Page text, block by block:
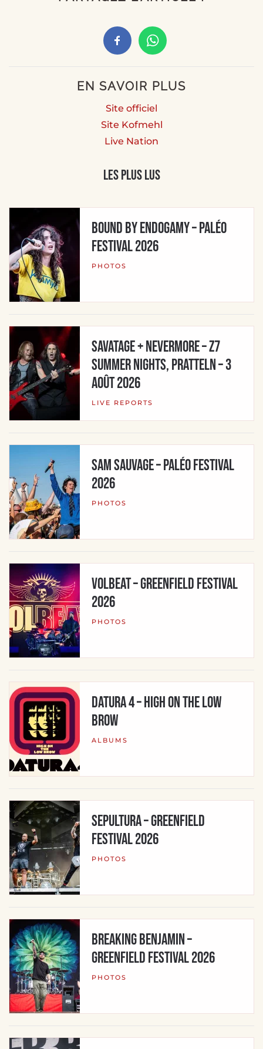
EN SAVOIR PLUS
Site officiel
Site Kofmehl
Live Nation
Les plus lus
BOUND BY ENDOGAMY – Paléo
Festival 2026
PHOTOS
Savatage + Nevermore – Z7
Summer Nights, Pratteln – 3
août 2026
LIVE REPORTS
SAM SAUVAGE – Paléo Festival
2026
PHOTOS
Volbeat – Greenfield Festival
2026
PHOTOS
Datura 4 – High On The Low
Brow
ALBUMS
Sepultura – Greenfield
Festival 2026
PHOTOS
Breaking Benjamin –
Greenfield Festival 2026
PHOTOS